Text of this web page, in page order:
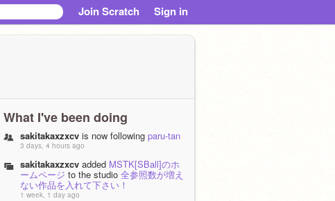
Join Scratch Sign in
What I've been doing
sakitakaxzxcv is now following paru-tan
3 days, 4 hours ago
sakitakaxzxcv added MSTK[SBall]のホ
ームページ to the studio 全参照数が増え
ない作品を入れて下さい！
1 week, 1 day ago